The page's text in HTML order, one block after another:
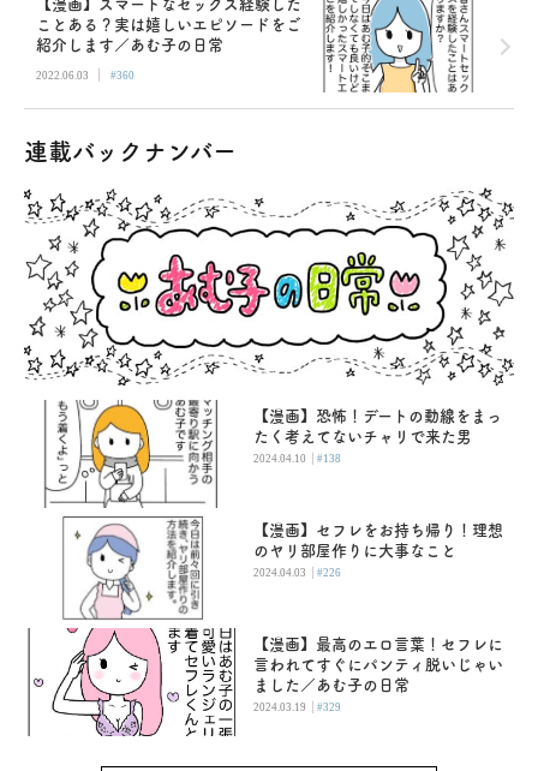
【漫画】スマートなセックス経験した
ことある？実は嬉しいエピソードをご
紹介します／あむ子の日常
2022.06.03 | #360
連載バックナンバー
【漫画】恐怖！デートの動線をまっ
たく考えてないチャリで来た男
2024.04.10 |#138
【漫画】セフレをお持ち帰り！理想
のヤリ部屋作りに大事なこと
2024.04.03 |#226
【漫画】最高のエロ言葉！セフレに
言われてすぐにパンティ脱いじゃい
ました／あむ子の日常
2024.03.19 |#329